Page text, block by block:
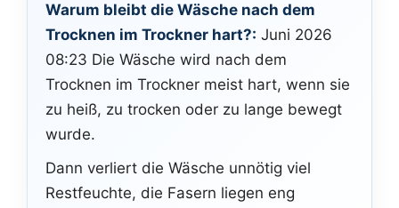
Warum bleibt die Wäsche nach dem
Trocknen im Trockner hart?: Juni 2026
08:23 Die Wäsche wird nach dem
Trocknen im Trockner meist hart, wenn sie
zu heiß, zu trocken oder zu lange bewegt
wurde.
Dann verliert die Wäsche unnötig viel
Restfeuchte, die Fasern liegen eng